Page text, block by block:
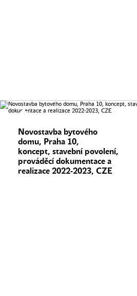
Novostavba bytového
domu, Praha 10,
koncept, stavební povolení,
prováděcí dokumentace a
realizace 2022-2023, CZE